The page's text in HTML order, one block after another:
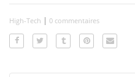
High-Tech | 0 commentaires